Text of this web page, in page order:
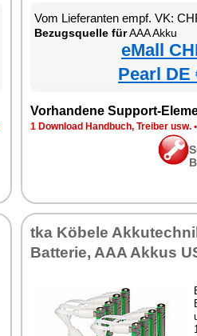
Vom Lieferanten empf. VK:
Bezugsquelle fürAAA Akku
eMall
Pearl DE
Vorhandene Support-
1 Download Handbuch, Treiber usw. •
tka Köbele
Batterie, AAA Akkus